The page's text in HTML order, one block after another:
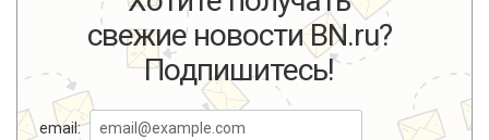
свежие новости BN.ru?
Подпишитесь!
email: